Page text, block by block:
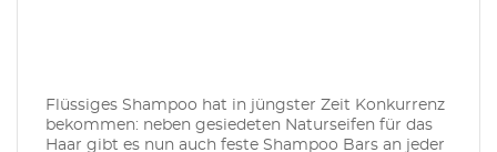
Flüssiges Shampoo hat in jüngster Zeit Konkurrenz
bekommen: neben gesiedeten Naturseifen für das
Haar gibt es nun auch feste Shampoo Bars an jeder